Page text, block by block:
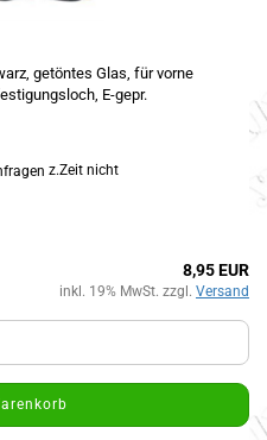
getöntes Glas, für vorne
E-gepr.
z.Zeit nicht
8,95 EUR
inkl. 19% MwSt. zzgl. Versand